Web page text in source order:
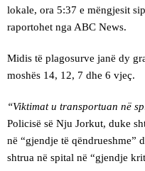
lokale, ora 5:37 e mëngjesit
raportohet nga ABC News.
Midis të plagosurve janë dy
moshës 14, 12, 7 dhe 6 vjeç.
“Viktimat u transportuan në
Policisë së Nju Jorkut, duke
në “gjendje të qëndrueshme”
shtrua në spital në “gjendje